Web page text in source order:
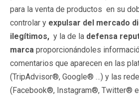
para la venta de productos en su
controlar y expulsar del mercado
ilegítimos, y la de la defensa
marca proporcionándoles
comentarios que aparecen en las
(TripAdvisor®, Google® …) y las
(Facebook®, Instagram®, Twitter®